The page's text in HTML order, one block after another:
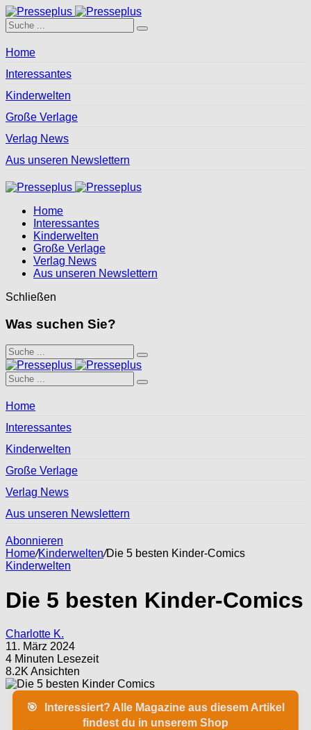
Home
Interessantes
Kinderwelten
Große Verlage
Verlag News
Aus unseren Newslettern
Home
Interessantes
Kinderwelten
Große Verlage
Verlag News
Aus unseren Newslettern
Schließen
Was suchen Sie?
Home
Interessantes
Kinderwelten
Große Verlage
Verlag News
Aus unseren Newslettern
Abonnieren
Home/Kinderwelten/Die 5 besten Kinder-Comics
Kinderwelten
Die 5 besten Kinder-Comics
Charlotte K.
11. März 2024
4 Minuten Lesezeit
8.2K Ansichten
🎯
Interessiert? Alle Magazine aus diesem Artikel
findest du in unserem Shop